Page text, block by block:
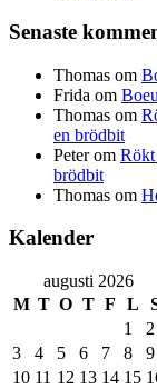
Senaste
Thomas om
Frida om
Thomas om
en brödbit
Peterom Rökt
brödbit
Thomas om
Kalender
augusti 2026
M T O T F L
1
2
3
4 5 6 7 8
9
10 11 12 13 14 15